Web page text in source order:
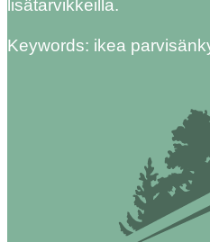
lisätarvikkeilla.
Keywords: ikea